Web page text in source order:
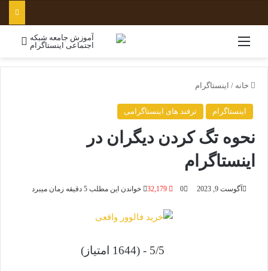
خانه / اینستاگرام
اینستاگرام ترفند های اینستاگرامی
نحوه تگ کردن دیگران در
اینستاگرام
آگوست 9, 2023 0 خواندن این مطلب 5 دقیقه زمان میبرد
5/5 - (1644 امتیاز)